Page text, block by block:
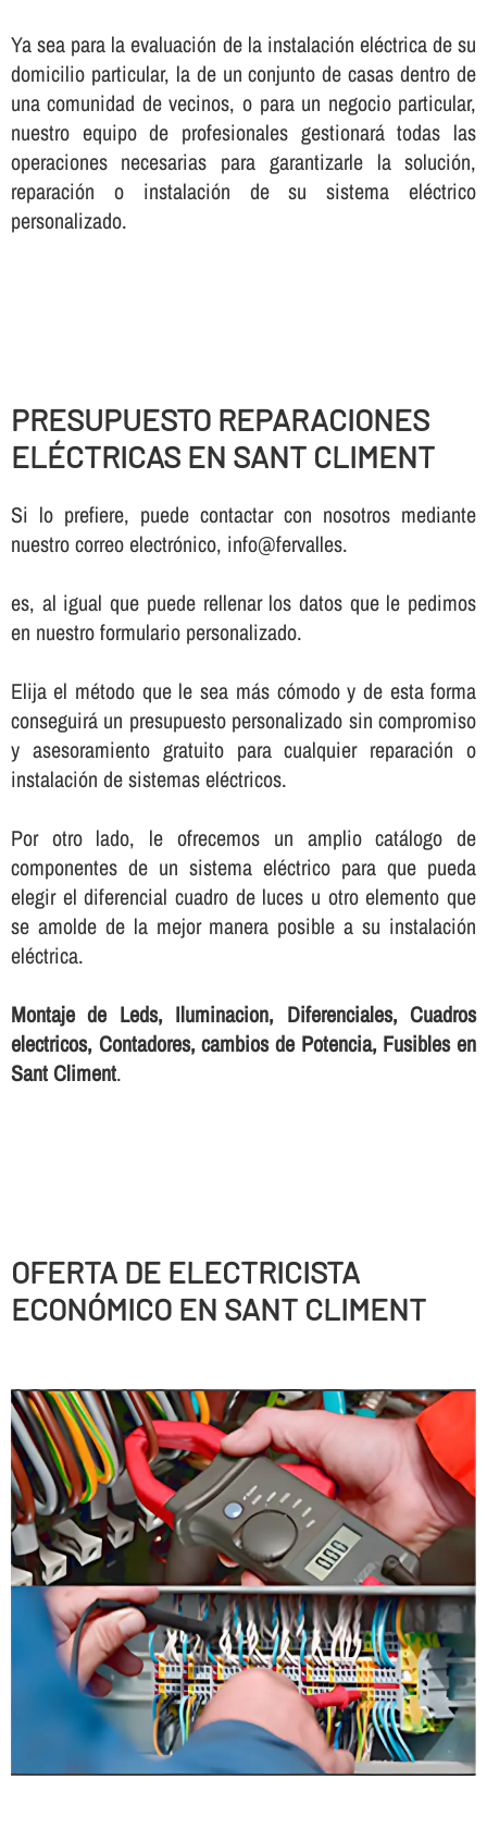
Ya sea para la evaluación de la instalación eléctrica de su
domicilio particular, la de un conjunto de casas dentro de
una comunidad de vecinos, o para un negocio particular,
nuestro equipo de profesionales gestionará todas las
operaciones necesarias para garantizarle la solución,
reparación o instalación de su sistema eléctrico
personalizado.
PRESUPUESTO REPARACIONES
ELÉCTRICAS EN SANT CLIMENT
Si lo prefiere, puede contactar con nosotros mediante
nuestro correo electrónico, info@fervalles.
es, al igual que puede rellenar los datos que le pedimos
en nuestro formulario personalizado.
Elija el método que le sea más cómodo y de esta forma
conseguirá un presupuesto personalizado sin compromiso
y asesoramiento gratuito para cualquier reparación o
instalación de sistemas eléctricos.
Por otro lado, le ofrecemos un amplio catálogo de
componentes de un sistema eléctrico para que pueda
elegir el diferencial cuadro de luces u otro elemento que
se amolde de la mejor manera posible a su instalación
eléctrica.
Montaje de Leds, Iluminacion, Diferenciales, Cuadros
electricos, Contadores, cambios de Potencia, Fusibles en
Sant Climent.
OFERTA DE ELECTRICISTA
ECONÓMICO EN SANT CLIMENT